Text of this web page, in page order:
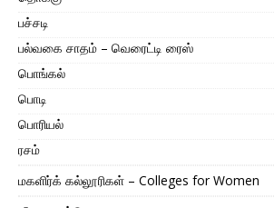
பச்சடி
பல்வகை சாதம் – வெரைட்டி ரைஸ்
பொங்கல்
பொடி
பொரியல்
ரசம்
மகளிர்க் கல்லூரிகள் – Colleges for Women